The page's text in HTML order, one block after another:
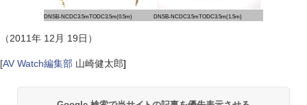
DNSB-NCDC3.5mTODC3.5m(0.5m) DNSB-NCDC3.5mTODC3.5m(1.5m)
（2011年 12月 19日）
[AV Watch編集部 山崎健太郎]